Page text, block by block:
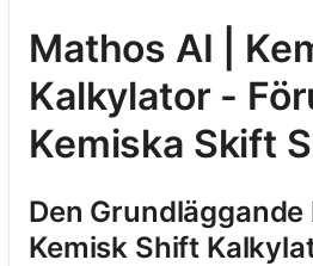
Mathos AI |
Kalkylator -
Kemiska Skift
Den
Kemisk Shift